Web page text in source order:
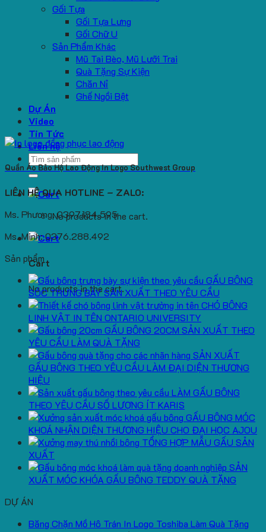
Gối Tựa
Gối Tựa Lưng
Gối Chữ U
Sản Phẩm Khác
Mũ Tai Bèo, Mũ Lưỡi Trai
Quà Tặng Sự Kiện
Chăn Nỉ
Ghế Ngồi Bệt
Dự Án
Video
Tin Tức
Liên hệ
Search
for:
No products in the cart.
Cart
No products in the cart.
Quần Áo Bảo Hộ Lao Động In Logo Southwest Group
LIÊN HỆ QUA HOTLINE – ZALO:
Ms. Phương: 0397.184.595
Ms. Minh: 0376.288.492
Sản phẩm
GẤU BÔNG
SÓC TRƯNG BÀY SẢN XUẤT THEO YÊU CẦU
CHÓ BÔNG
LINH VẬT IN TÊN ONTARIO UNIVERSITY
GẤU BÔNG 20CM SẢN XUẤT THEO
YÊU CẦU LÀM QUÀ TẶNG
SẢN XUẤT
GẤU BÔNG THEO YÊU CẦU LÀM ĐẠI DIỆN THƯƠNG
HIỆU
LÀM GẤU BÔNG
THEO YÊU CẦU SỐ LƯỢNG ÍT KARIS
GẤU BÔNG MÓC
KHOÁ NHẬN DIỆN THƯƠNG HIỆU CHO ĐẠI HỌC AJOU
TỔNG HỢP MẪU GẤU SẢN
XUẤT
SẢN
XUẤT MÓC KHÓA GẤU BÔNG TEDDY QUÀ TẶNG
DỰ ÁN
Băng Chặn Mồ Hô Trán In Logo Toshiba Làm Quà Tặng